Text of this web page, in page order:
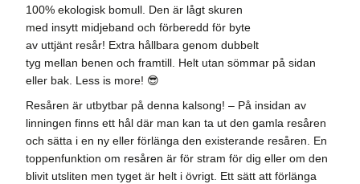
100% ekologisk bomull. Den är lågt skuren
med insytt midjeband och förberedd för byte
av uttjänt resår! Extra hållbara genom dubbelt
tyg mellan benen och framtill. Helt utan sömmar på sidan
eller bak. Less is more! 😎
Resåren är utbytbar på denna kalsong! – På insidan av
linningen finns ett hål där man kan ta ut den gamla resåren
och sätta i en ny eller förlänga den existerande resåren. En
toppenfunktion om resåren är för stram för dig eller om den
blivit utsliten men tyget är helt i övrigt. Ett sätt att förlänga